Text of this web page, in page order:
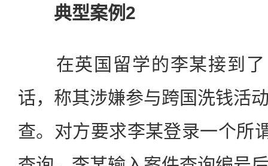
典型案例2
在英国留学的李某接到了
话，称其涉嫌参与跨国洗钱活
查。对方要求李某登录一个所